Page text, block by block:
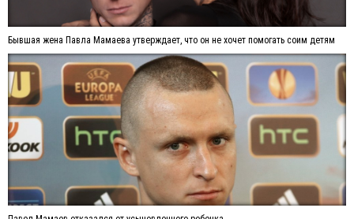
Бывшая жена Павла Мамаева утверждает, что он не хочет помогать соим детям